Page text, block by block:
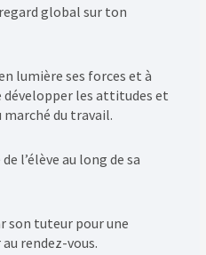
global sur ton
lumière ses forces et à
développer les attitudes et
marché du travail.
l’élève au long de sa
son tuteur pour une
rendez-vous.